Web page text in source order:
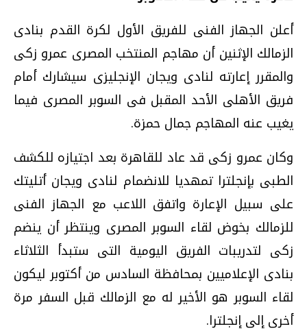
أعلن الجهاز الفنى للفريق الأول لكرة القدم بنادى
الزمالك الإثنين أن مهاجم المنتخب المصرى عمرو زكى
والمقرر إعارته لنادى ويجان الإنجليزى سيشارك أمام
فريق الأهلى الأحد المقبل فى السوبر المصرى فيما
يغيب عنه المهاجم جمال حمزة.
وكان عمرو زكى قد عاد للقاهرة بعد اجتيازه للكشف
الطبى بإنجلترا تمهديا للانضمام لنادى ويجان أتليتك
على سبيل الإعارة واتفق اللاعب مع الجهاز الفنى
للزمالك بخوض لقاء السوبر المصرى وينتظر أن ينضم
زكى لتدريبات الفريق اليومية التى ستبدأ الثلاثاء
بنادى الإعلاميين بمحافظة السادس من أكتوبر ليكون
لقاء السوبر هو الأخير له مع الزمالك قبل السفر مرة
أخرى إلى إنجلترا.